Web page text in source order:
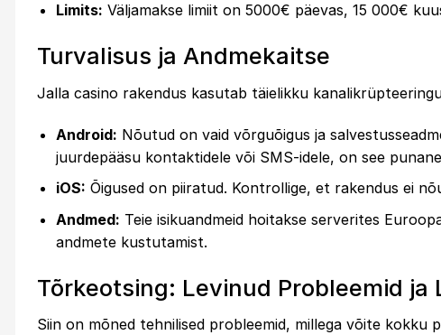
Limits: Väljamakse limiit on 5000€ päevas, 15 000€
Turvalisus ja Andmekaitse
Jalla casino rakendus kasutab täielikku
Android: Nõutud on vaid võrguõigus ja
juurdepääsu kontaktidele või SMS-idele, on see
iOS: Õigused on piiratud. Kontrollige, et rakendus ei
Andmed: Teie isikuandmeid hoitakse serverites
andmete kustutamist.
Tõrkeotsing: Levinud Probleemid ja
Siin on mõned tehnilised probleemid, millega võite kokku